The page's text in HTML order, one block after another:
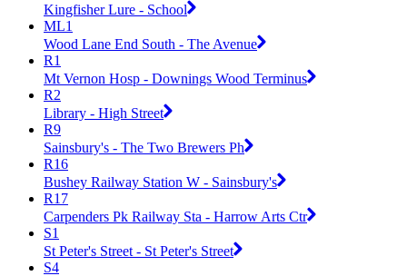
Kingfisher Lure - School
ML1
Wood Lane End South - The Avenue
R1
Mt Vernon Hosp - Downings Wood Terminus
R2
Library - High Street
R9
Sainsbury's - The Two Brewers Ph
R16
Bushey Railway Station W - Sainsbury's
R17
Carpenders Pk Railway Sta - Harrow Arts Ctr
S1
St Peter's Street - St Peter's Street
S4